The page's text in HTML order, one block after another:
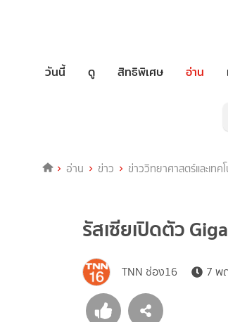
วันนี้ ดู สิทธิพิเศษ อ่าน
อ่าน ข่าว ข่าววิทยาศาสตร์และเทค
รัสเซียเปิดตัว
TNN ช่อง16 7 พ